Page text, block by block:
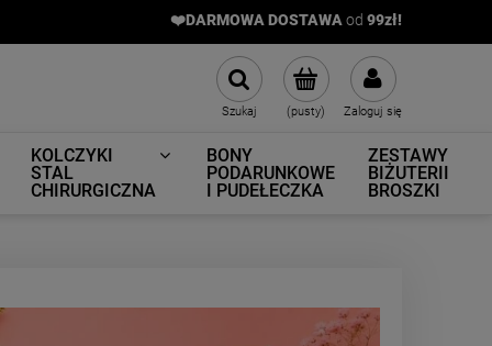
❤️DARMOWA DOSTAWA od 99zł!
(pusty) Zaloguj się
Szukaj
KOLCZYKI
STAL
CHIRURGICZNA
BONY
PODARUNKOWE
I PUDEŁECZKA
ZESTAWY
BIŻUTERII
BROSZKI